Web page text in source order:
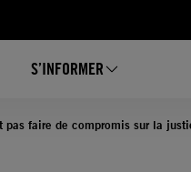
S’INFORMER
faire de compromis sur la